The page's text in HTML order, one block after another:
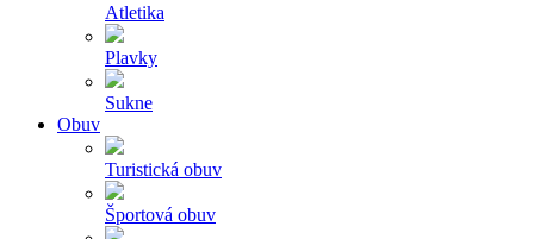
Atletika
Plavky
Sukne
Obuv
Turistická obuv
Športová obuv